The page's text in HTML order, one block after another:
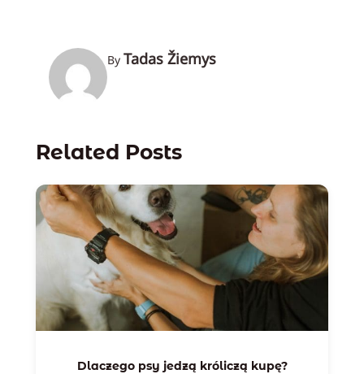
By Tadas Žiemys
Related Posts
Dlaczego psy jedzą króliczą kupę?